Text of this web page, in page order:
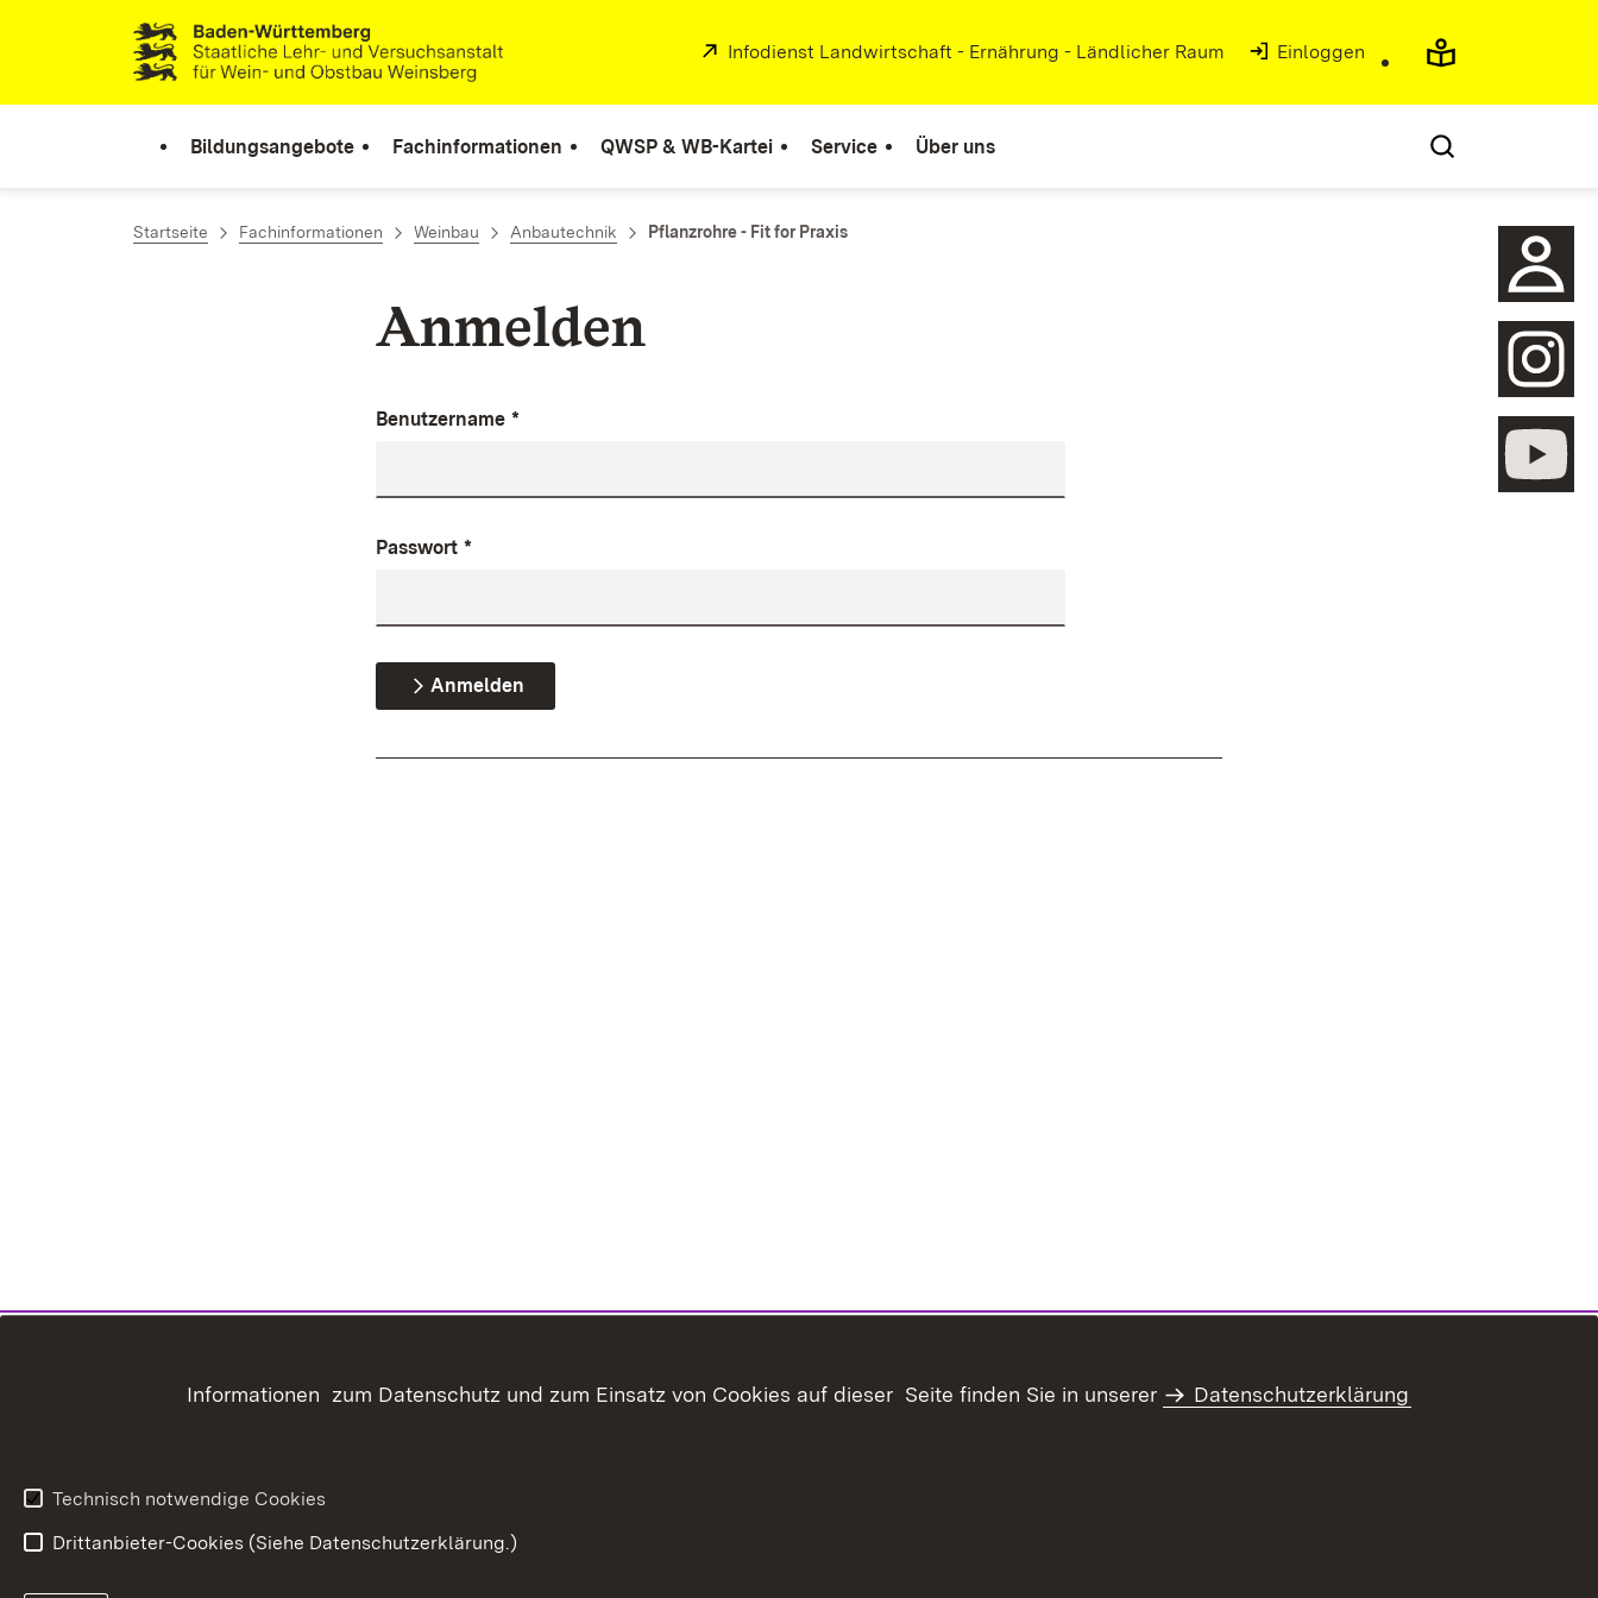
Zum Inhalt springen
Link zur Startseite
Extern:
Infodienst Landwirtschaft - Ernährung - Ländlicher Raum Einloggen
Bildungsangebote Fachinformationen QWSP & WB-Kartei Service Über uns
öffnen
Startseite Fachinformationen Weinbau Anbautechnik Pflanzrohre - Fit for Praxis
Anmelden
Benutzername *
Passwort *
Anmelden
Informationen zum Datenschutz und zum Einsatz von Cookies auf dieser Seite finden Sie in unserer Datenschutzerklärung
Technisch notwendige Cookies
Drittanbieter-Cookies (Siehe Datenschutzerklärung.)